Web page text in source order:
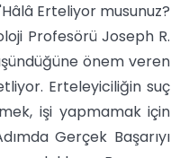
Erteliyor musunuz?
Profesörü Joseph R.
önem veren
Erteleyiciliğin suç
işi yapmamak için
Gerçek Başarıyı